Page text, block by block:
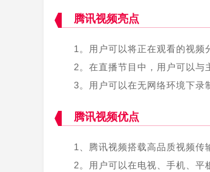
腾讯视频亮点
1。用户可以将正在观看的视频
2。在直播节目中，用户可以与
3。用户可以在无网络环境下录
腾讯视频优点
1、腾讯视频搭载高品质视频传
2。用户可以在电视、手机、平